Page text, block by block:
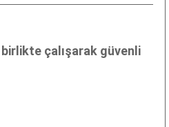
birlikte çalışarak güvenli